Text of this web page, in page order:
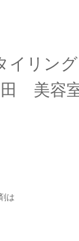
イリング
田 美容
は